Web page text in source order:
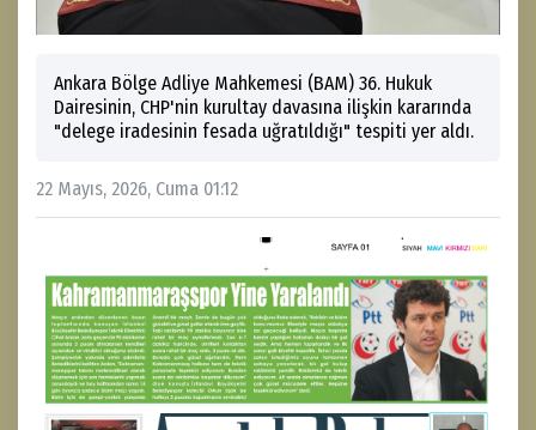
Ankara Bölge Adliye Mahkemesi (BAM) 36. Hukuk
Dairesinin, CHP'nin kurultay davasına ilişkin kararında
"delege iradesinin fesada uğratıldığı" tespiti yer aldı.
22 Mayıs, 2026, Cuma 01:12